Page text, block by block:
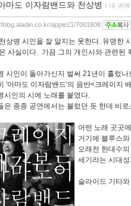
마도 이자람밴드와 천상병 ｌ 내 귀
blog.aladin.co.kr/apple21/7001808
상병 시인을 잘 알지는 못한다. 유명한
사실이다. 가끔 그의 개인사와 관련된
시인이 돌아가신지 벌써 21년이 흘렀
'아마도 이자람밴드'의 음반<크레이지
시인의 시에 노래를 붙였다.
은 종종 공연에서는 불렀던 듯 한데 비
어떤 노래 곳곳
거기에 블루스
오래전 한대수
세기라는 시대
슬라이드 기타